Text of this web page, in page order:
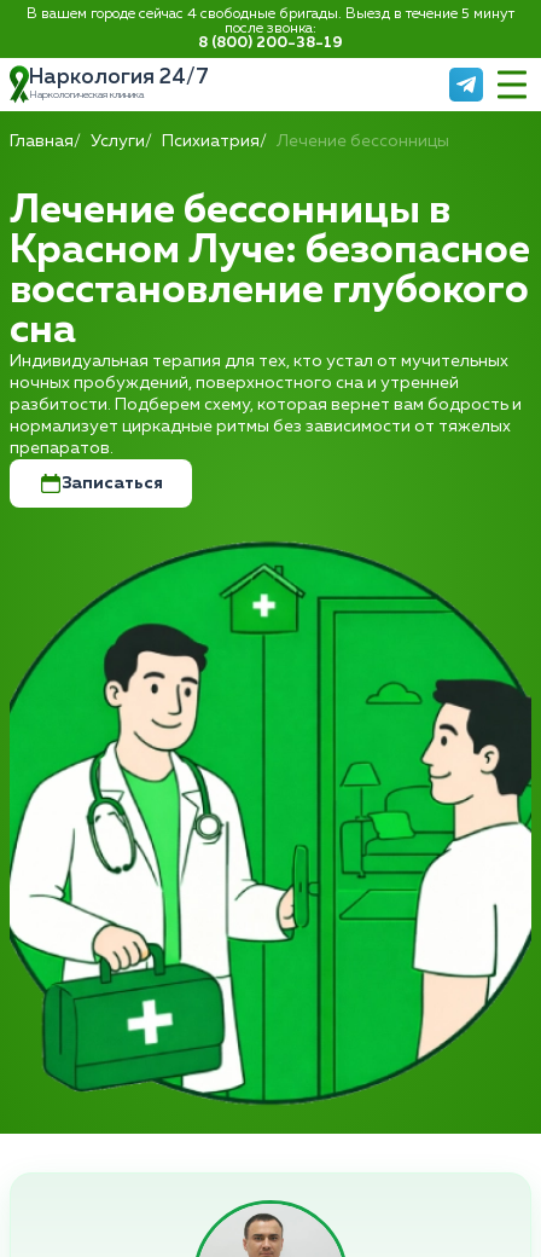
В вашем городе сейчас 4 свободные бригады. Выезд в течение 5 минут
после звонка:
8 (800) 200-38-19
Наркология 24/7
Наркологическая клиника
Главная Услуги Психиатрия Лечение бессонницы
Лечение бессонницы в
Красном Луче: безопасное
восстановление глубокого
сна
Индивидуальная терапия для тех, кто устал от мучительных
ночных пробуждений, поверхностного сна и утренней
разбитости. Подберем схему, которая вернет вам бодрость и
нормализует циркадные ритмы без зависимости от тяжелых
препаратов.
Записаться